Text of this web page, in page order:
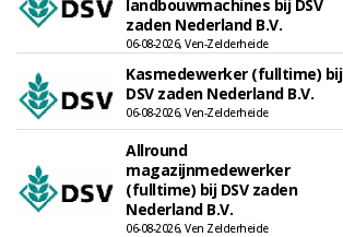
landbouwmachines bij DSV
zaden Nederland B.V.
06-08-2026, Ven-Zelderheide
Kasmedewerker (fulltime) bij
DSV zaden Nederland B.V.
06-08-2026, Ven-Zelderheide
Allround
magazijnmedewerker
(fulltime) bij DSV zaden
Nederland B.V.
06-08-2026, Ven Zelderheide